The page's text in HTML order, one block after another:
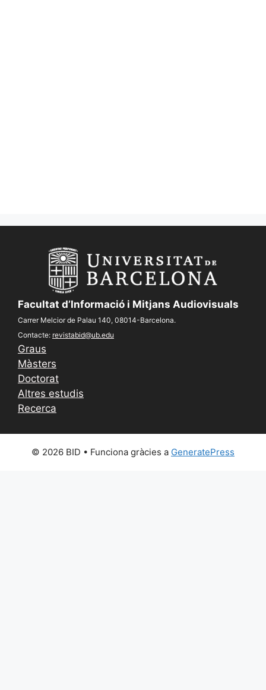
Facultat d’Informació i Mitjans Audiovisuals
Carrer Melcior de Palau 140, 08014-Barcelona.
Contacte: revistabid@ub.edu
Graus
Màsters
Doctorat
Altres estudis
Recerca
© 2026 BID • Funciona gràcies a GeneratePress